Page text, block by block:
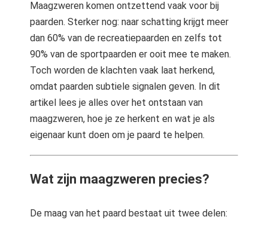
Maagzweren komen ontzettend vaak voor bij
paarden. Sterker nog: naar schatting krijgt meer
dan 60% van de recreatiepaarden en zelfs tot
90% van de sportpaarden er ooit mee te maken.
Toch worden de klachten vaak laat herkend,
omdat paarden subtiele signalen geven. In dit
artikel lees je alles over het ontstaan van
maagzweren, hoe je ze herkent en wat je als
eigenaar kunt doen om je paard te helpen.
Wat zijn maagzweren precies?
De maag van het paard bestaat uit twee delen:
Hierdoor
website-